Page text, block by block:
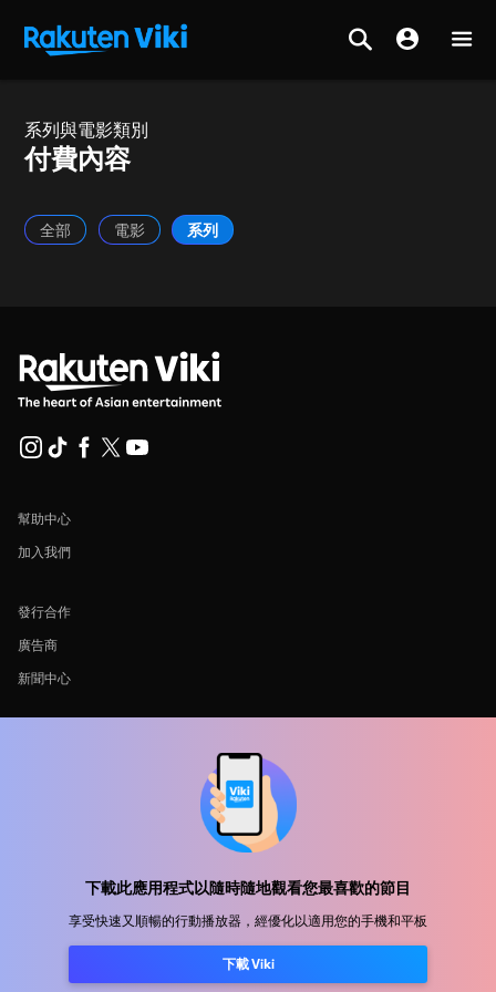
下載此應用程式以隨時隨地觀看您最喜歡的節目
享受快速又順暢的行動播放器，經優化以適用您的手機和平板
下載 Viki
系列與電影類別
付費內容
全部 電影 系列
幫助中心
加入我們
發行合作
廣告商
新聞中心
RakutenRakuten KoboRakuten ViberRakuten TravelMore servicesAbout Rakuten